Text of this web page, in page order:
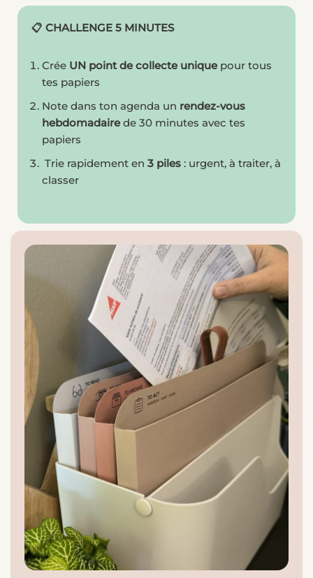
📋 CHALLENGE 5 MINUTES
Crée UN point de collecte unique pour tous
tes papiers
Note dans ton agenda un rendez-vous
hebdomadaire de 30 minutes avec tes
papiers
Trie rapidement en 3 piles : urgent, à traiter, à
classer